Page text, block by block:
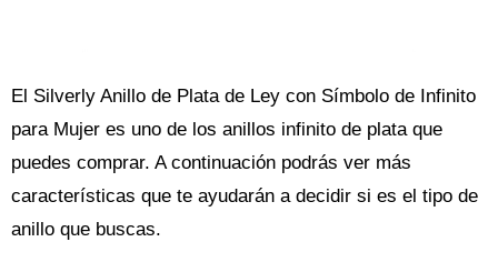
El Silverly Anillo de Plata de Ley con Símbolo de Infinito
para Mujer es uno de los anillos infinito de plata que
puedes comprar. A continuación podrás ver más
características que te ayudarán a decidir si es el tipo de
anillo que buscas.